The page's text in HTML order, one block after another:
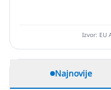
Izvor: EU
Najnovije